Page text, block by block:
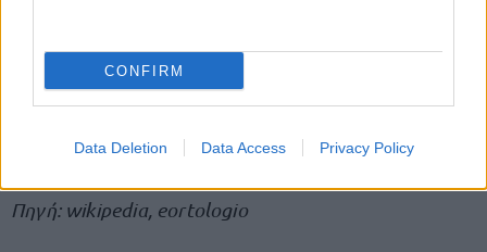
CONFIRM
Data Deletion Data Access Privacy Policy
συγγραφέας
ναυαγίου του Τιτανικού
Πηγή: wikipedia, eortologio